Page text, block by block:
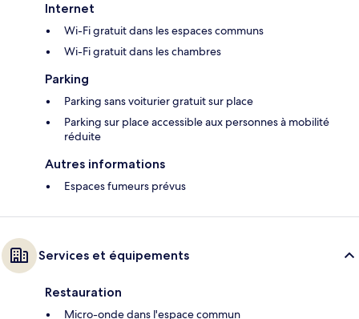
Internet
Wi-Fi gratuit dans les espaces communs
Wi-Fi gratuit dans les chambres
Parking
Parking sans voiturier gratuit sur place
Parking sur place accessible aux personnes à mobilité
réduite
Autres informations
Espaces fumeurs prévus
Services et équipements
Restauration
Micro-onde dans l'espace commun